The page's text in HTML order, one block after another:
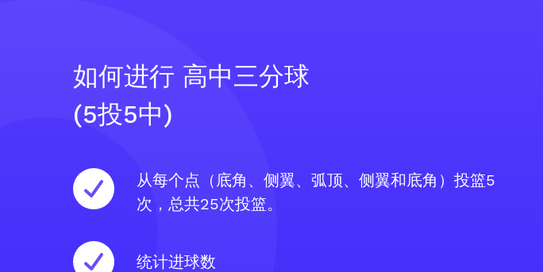
如何进行 高中三分球
(5投5中)
从每个点（底角、侧翼、弧顶、侧翼和底角）投篮5
次，总共25次投篮。
统计进球数